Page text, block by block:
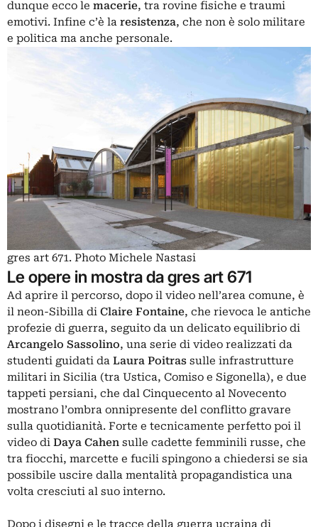
dunque ecco le macerie, tra rovine fisiche e traumi
emotivi. Infine c’è la resistenza, che non è solo militare
e politica ma anche personale.
gres art 671. Photo Michele Nastasi
Le opere in mostra da gres art 671
Ad aprire il percorso, dopo il video nell’area comune, è
il neon-Sibilla di Claire Fontaine, che rievoca le antiche
profezie di guerra, seguito da un delicato equilibrio di
Arcangelo Sassolino, una serie di video realizzati da
studenti guidati da Laura Poitras sulle infrastrutture
militari in Sicilia (tra Ustica, Comiso e Sigonella), e due
tappeti persiani, che dal Cinquecento al Novecento
mostrano l’ombra onnipresente del conflitto gravare
sulla quotidianità. Forte e tecnicamente perfetto poi il
video di Daya Cahen sulle cadette femminili russe, che
tra fiocchi, marcette e fucili spingono a chiedersi se sia
possibile uscire dalla mentalità propagandistica una
volta cresciuti al suo interno.
Dopo i disegni e le tracce della guerra ucraina di